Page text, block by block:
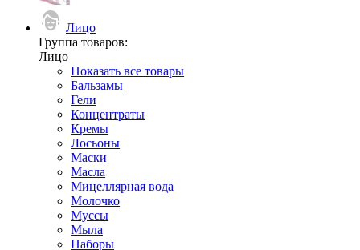
Лицо
Группа товаров:
Лицо
Показать все товары
Бальзамы
Гели
Концентраты
Кремы
Лосьоны
Маски
Масла
Мицеллярная вода
Молочко
Муссы
Мыла
Наборы